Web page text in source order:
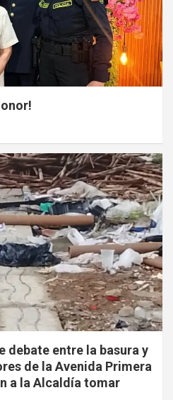
debate entre la basura y
de la Avenida Primera
a la Alcaldía tomar